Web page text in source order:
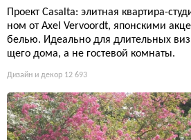
Проект Casalta: элитная квартира-
ном от Axel Vervoordt, японскими
белью. Идеально для длительных
щего дома, а не гостевой комнаты.
Дизайн и декор 12 693